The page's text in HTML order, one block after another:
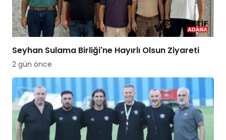
Seyhan Sulama Birliği'ne Hayırlı Olsun Ziyareti
2 gün önce